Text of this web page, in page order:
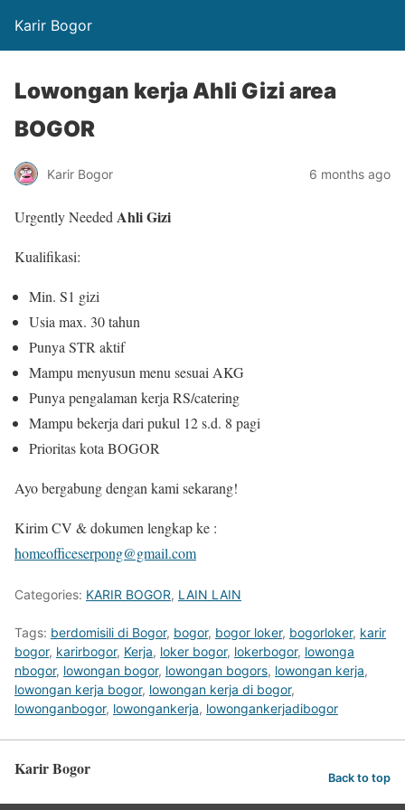
Karir Bogor
Lowongan kerja Ahli Gizi area
BOGOR
Karir Bogor 6 months ago
Urgently Needed Ahli Gizi
Kualifikasi:
Min. S1 gizi
Usia max. 30 tahun
Punya STR aktif
Mampu menyusun menu sesuai AKG
Punya pengalaman kerja RS/catering
Mampu bekerja dari pukul 12 s.d. 8 pagi
Prioritas kota BOGOR
Ayo bergabung dengan kami sekarang!
Kirim CV & dokumen lengkap ke :
homeofficeserpong@gmail.com
Categories: KARIR BOGOR, LAIN LAIN
Tags: berdomisili di Bogor, bogor, bogor loker, bogorloker, karir
bogor, karirbogor, Kerja, loker bogor, lokerbogor, lowonga
nbogor, lowongan bogor, lowongan bogors, lowongan kerja,
lowongan kerja bogor, lowongan kerja di bogor,
lowonganbogor, lowongankerja, lowongankerjadibogor
Karir Bogor Back to top